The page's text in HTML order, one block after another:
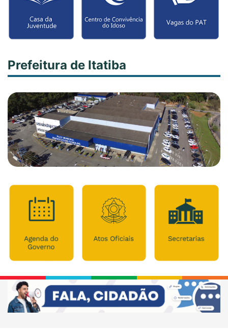
Prefeitura de Itatiba